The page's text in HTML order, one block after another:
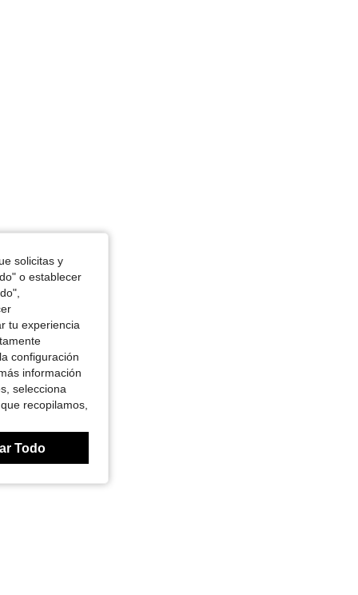
solicitas y
o establecer
tu experiencia
configuración
información
selecciona
recopilamos,
Todo